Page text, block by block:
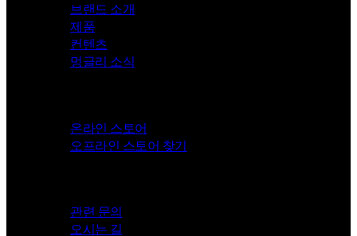
브랜드 소개
제품
컨텐츠
멍글리 소식
온라인 스토어
오프라인 스토어 찾기
관련 문의
오시는 길